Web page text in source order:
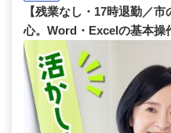
【残業なし・17時退勤／
心。Word・Excelの基本操